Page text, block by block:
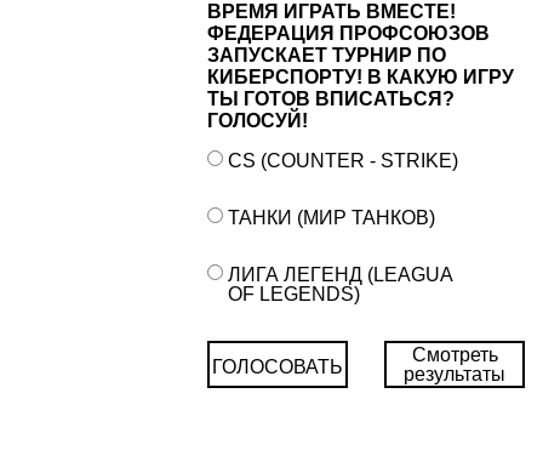
ВРЕМЯ ИГРАТЬ ВМЕСТЕ!
ФЕДЕРАЦИЯ ПРОФСОЮЗОВ
ЗАПУСКАЕТ ТУРНИР ПО
КИБЕРСПОРТУ! В КАКУЮ ИГРУ
ТЫ ГОТОВ ВПИСАТЬСЯ?
ГОЛОСУЙ!
CS (COUNTER - STRIKE)
ТАНКИ (МИР ТАНКОВ)
ЛИГА ЛЕГЕНД (LEAGUA
OF LEGENDS)
ГОЛОСОВАТЬ
Смотреть
результаты